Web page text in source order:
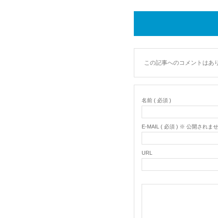
この記事へのコメントはあ
名前 ( 必須 )
E-MAIL ( 必須 ) ※ 公開されま
URL